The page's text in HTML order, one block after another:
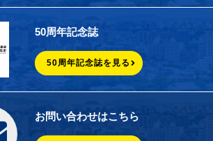
50周年記念誌
50周年記念誌を見る
お問い合わせはこちら